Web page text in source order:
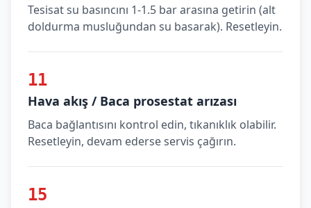
Tesisat su basıncını 1-1.5 bar arasına getirin (alt
doldurma musluğundan su basarak). Resetleyin.
11
Hava akış / Baca prosestat arızası
Baca bağlantısını kontrol edin, tıkanıklık olabilir.
Resetleyin, devam ederse servis çağırın.
15